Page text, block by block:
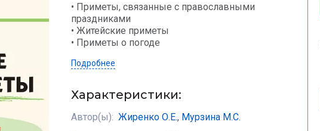
• Приметы, связанные с православными
праздниками
• Житейские приметы
• Приметы о погоде
Подробнее
Характеристики:
Автор(ы): Жиренко О.Е., Мурзина М.C.